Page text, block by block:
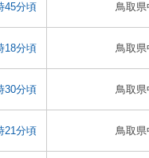
45分頃 鳥取県
18分頃 鳥取県
30分頃 鳥取県
21分頃 鳥取県